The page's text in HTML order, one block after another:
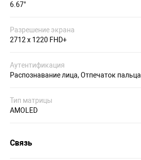
6.67"
Разрешение экрана
2712 x 1220 FHD+
Аутентификация
Распознавание лица, Отпечаток пальца
Тип матрицы
AMOLED
Связь